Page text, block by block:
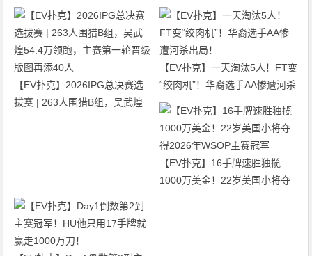
【EV扑克】2026IPG总决赛选
拔赛 | 263人围猎B组，吴武煌
【EV扑克】一天淘汰5人！FT变
“绞肉机”！华裔选手AA惨遭河杀
出局！
【EV扑克】16手牌速胜独揽
1000万美金！22岁美国小将夺